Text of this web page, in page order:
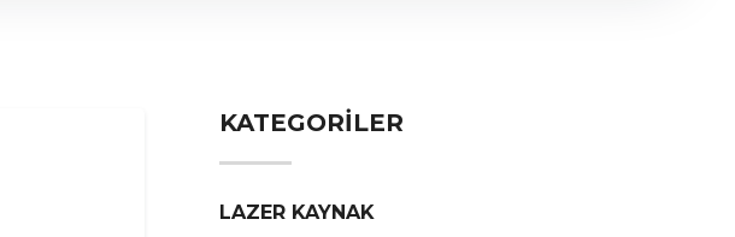
KATEGORİLER
LAZER KAYNAK